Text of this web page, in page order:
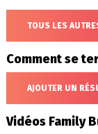
TOUS LES
Comment se
AJOUTER UN
Vidéos Family